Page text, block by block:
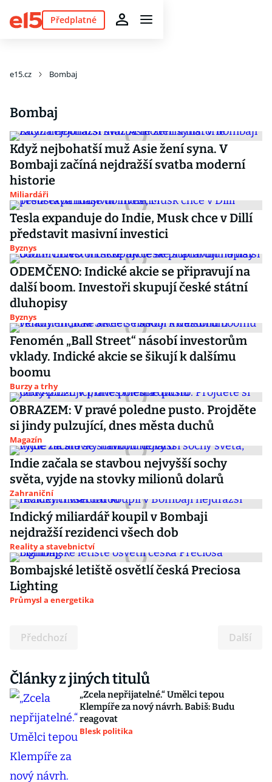
Předplatné
e15.cz Bombaj
Bombaj
Když nejbohatší muž Asie žení syna. V
Bombaji začíná nejdražší svatba moderní
historie
Miliardáři
Tesla expanduje do Indie, Musk chce v Dillí
představit masivní investici
Byznys
ODEMČENO: Indické akcie se připravují na
další boom. Investoři skupují české státní
dluhopisy
Byznys
Fenomén „Ball Street“ násobí investorům
vklady. Indické akcie se šikují k dalšímu
boomu
Burzy a trhy
OBRAZEM: V pravé poledne pusto. Projděte
si jindy pulzující, dnes města duchů
Magazín
Indie začala se stavbou nejvyšší sochy
světa, vyjde na stovky milionů dolarů
Zahraniční
Indický miliardář koupil v Bombaji
nejdražší rezidenci všech dob
Reality a stavebnictví
Bombajské letiště osvětlí česká Preciosa
Lighting
Průmysl a energetika
Předchozí Další
Články z jiných titulů
„Zcela nepřijatelné.“ Umělci tepou
Klempíře za nový návrh. Babiš: Budu
reagovat
Blesk politika